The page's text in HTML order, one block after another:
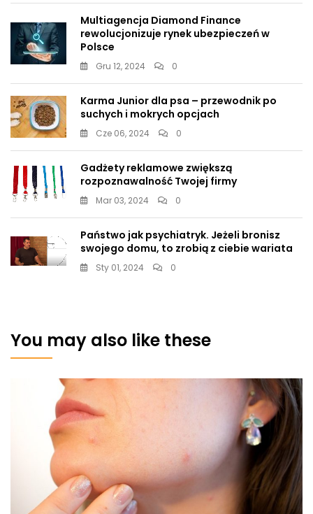
Multiagencja Diamond Finance
rewolucjonizuje rynek ubezpieczeń w
Polsce
Gru 12, 2024 0
Karma Junior dla psa – przewodnik po
suchych i mokrych opcjach
Cze 06, 2024 0
Gadżety reklamowe zwiększą
rozpoznawalność Twojej firmy
Mar 03, 2024 0
Państwo jak psychiatryk. Jeżeli bronisz
swojego domu, to zrobią z ciebie wariata
Sty 01, 2024 0
You may also like these